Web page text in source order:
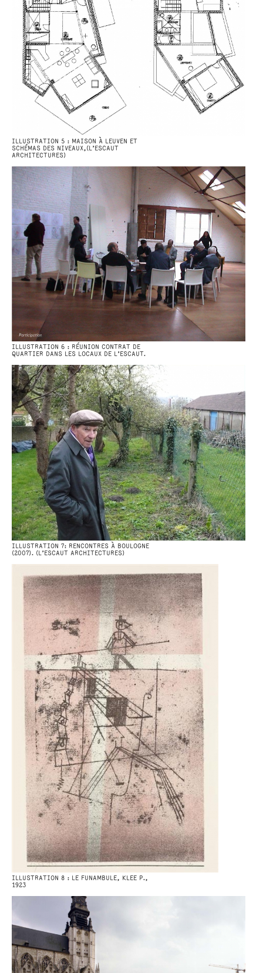
ILLUSTRATION 5 : MAISON À LEUVEN ET
SCHÉMAS DES NIVEAUX,(L’ESCAUT
ARCHITECTURES)
ILLUSTRATION 6 : RÉUNION CONTRAT DE
QUARTIER DANS LES LOCAUX DE L’ESCAUT.
ILLUSTRATION 7: RENCONTRES À BOULOGNE
(2007). (L’ESCAUT ARCHITECTURES)
ILLUSTRATION 8 : LE FUNAMBULE, KLEE P.,
1923